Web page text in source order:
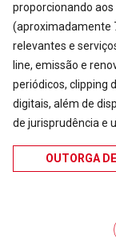
proporcionando
(aproximadamente
relevantes e
line, emissão e
periódicos, clipping
digitais, além de
de jurisprudência e
OUTORGA